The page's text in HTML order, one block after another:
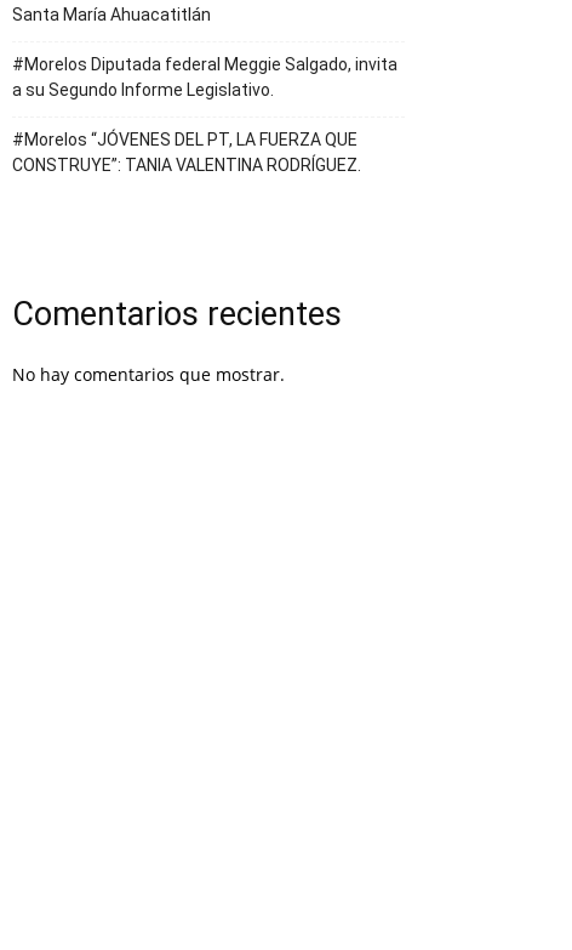
Santa María Ahuacatitlán
#Morelos Diputada federal Meggie Salgado, invita
a su Segundo Informe Legislativo.
#Morelos “JÓVENES DEL PT, LA FUERZA QUE
CONSTRUYE”: TANIA VALENTINA RODRÍGUEZ.
Comentarios recientes
No hay comentarios que mostrar.